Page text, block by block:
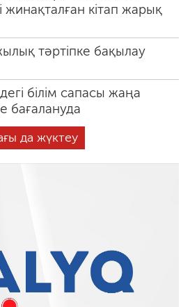
жинақталған кітап жарық
тәртіпке бақылау
білім сапасы жаңа
бағалануда
да жүктеу